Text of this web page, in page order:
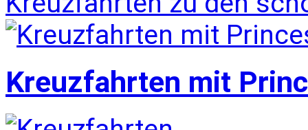
Kreuzfahrten mit